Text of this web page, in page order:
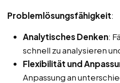
Problemlösungsfähigkeit:
Analytisches Denken:
schnell zu analysieren
Flexibilität und
Anpassung an